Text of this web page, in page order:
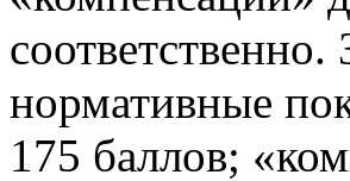
нормативные
175 баллов;